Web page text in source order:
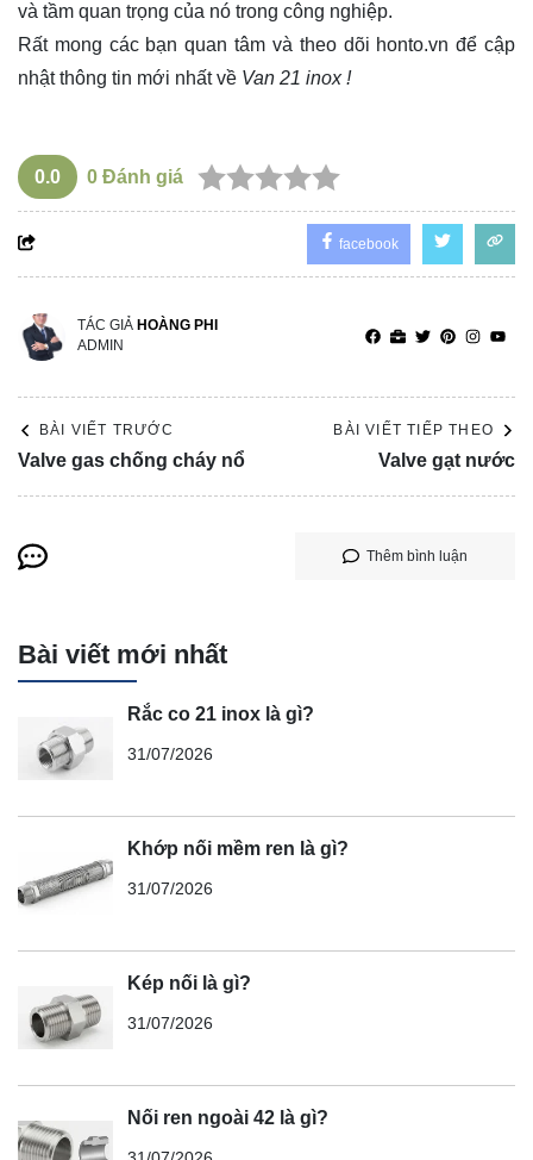
và tầm quan trọng của nó trong công nghiệp.
Rất mong các bạn quan tâm và theo dõi honto.vn để cập
nhật thông tin mới nhất về Van 21 inox !
0.0 0 Đánh giá
facebook
TÁC GIẢ HOÀNG PHI
ADMIN
BÀI VIẾT TRƯỚC
Valve gas chống cháy nổ
BÀI VIẾT TIẾP THEO
Valve gạt nước
Thêm bình luận
Bài viết mới nhất
Rắc co 21 inox là gì?
31/07/2026
Khớp nối mềm ren là gì?
31/07/2026
Kép nối là gì?
31/07/2026
Nối ren ngoài 42 là gì?